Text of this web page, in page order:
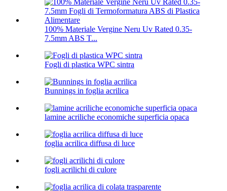
100% Materiale Vergine Neru Uv Rated 0.35-
7.5mm ABS T...
Fogli di plastica WPC sintra
Bunnings in foglia acrilica
lamine acriliche economiche superficia opaca
foglia acrilica diffusa di luce
fogli acrilichi di culore